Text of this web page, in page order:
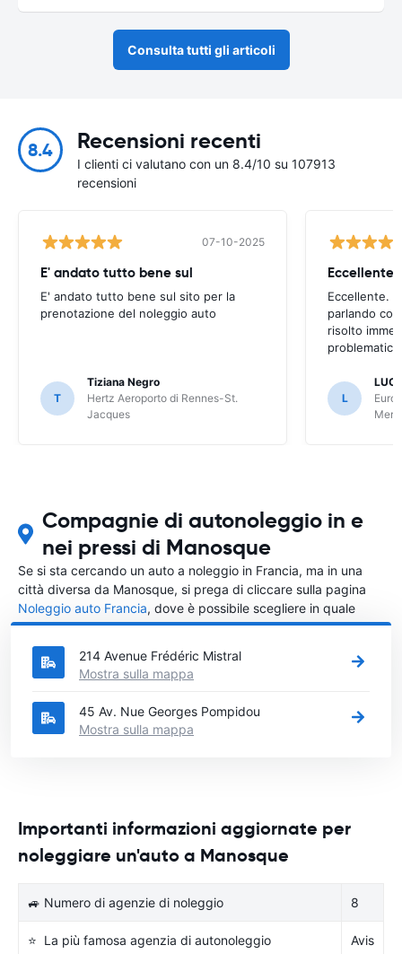
Consulta tutti gli articoli
8.4 Recensioni recenti
I clienti ci valutano con un 8.4/10 su 107913
recensioni
07-10-2025
E' andato tutto bene sul
E' andato tutto bene sul sito per la
prenotazione del noleggio auto
T
Tiziana Negro
Hertz Aeroporto di Rennes-St.
Jacques
Eccellente.
parlando
risolto
L
Compagnie di autonoleggio in e
nei pressi di Manosque
Se si sta cercando un auto a noleggio in Francia, ma in una
città diversa da Manosque, si prega di cliccare sulla pagina
Noleggio auto Francia, dove è possibile scegliere in quale
città in Francia si vuole noleggiare l'auto.
214 Avenue Frédéric Mistral
Mostra sulla mappa
45 Av. Nue Georges Pompidou
Mostra sulla mappa
Importanti informazioni aggiornate per
noleggiare un'auto a Manosque
🚙 Numero di agenzie di noleggio 8
⭐ La più famosa agenzia di autonoleggio Avis